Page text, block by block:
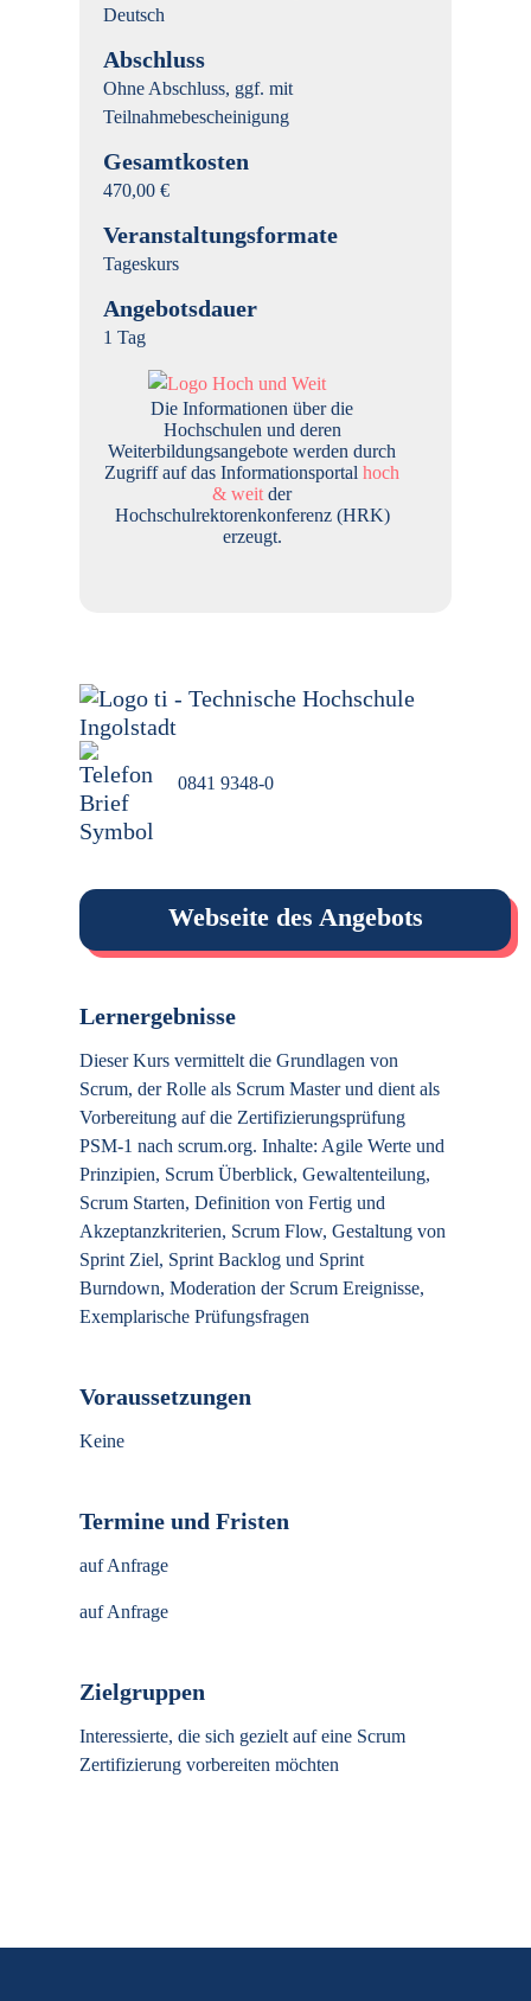
Deutsch
Abschluss
Ohne Abschluss, ggf. mit
Teilnahmebescheinigung
Gesamtkosten
470,00 €
Veranstaltungsformate
Tageskurs
Angebotsdauer
1 Tag
Die Informationen über die
Hochschulen und deren
Weiterbildungsangebote werden durch
Zugriff auf das Informationsportalhoch
& weit der
Hochschulrektorenkonferenz (HRK)
erzeugt.
0841 9348-0
Webseite des Angebots
Lernergebnisse
Dieser Kurs vermittelt die Grundlagen von
Scrum, der Rolle als Scrum Master und dient als
Vorbereitung auf die Zertifizierungsprüfung
PSM-1 nach scrum.org. Inhalte: Agile Werte und
Prinzipien, Scrum Überblick, Gewaltenteilung,
Scrum Starten, Definition von Fertig und
Akzeptanzkriterien, Scrum Flow, Gestaltung von
Sprint Ziel, Sprint Backlog und Sprint
Burndown, Moderation der Scrum Ereignisse,
Exemplarische Prüfungsfragen
Voraussetzungen
Keine
Termine und Fristen
auf Anfrage
auf Anfrage
Zielgruppen
Interessierte, die sich gezielt auf eine Scrum
Zertifizierung vorbereiten möchten